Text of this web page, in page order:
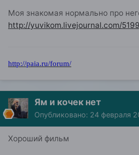
Моя знакомая нормально про
http://yuvikom.livejournal.com/
http://paia.ru/forum/
Ям и кочек нет
Опубликовано: 24 февраля
Хороший фильм